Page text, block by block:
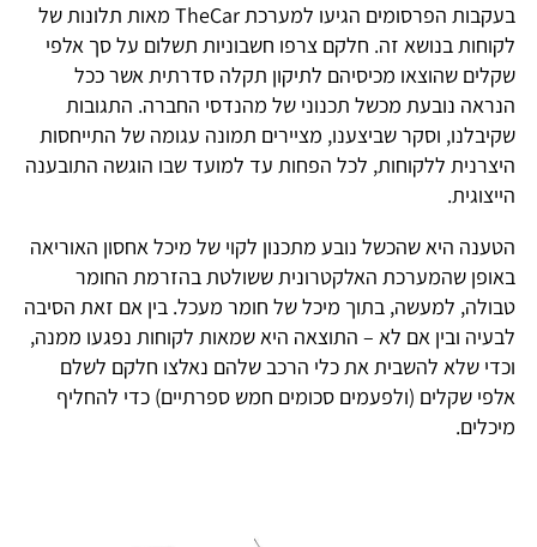
בעקבות הפרסומים הגיעו למערכת TheCar מאות תלונות של
לקוחות בנושא זה. חלקם צרפו חשבוניות תשלום על סך אלפי
שקלים שהוצאו מכיסיהם לתיקון תקלה סדרתית אשר ככל
הנראה נובעת מכשל תכנוני של מהנדסי החברה. התגובות
שקיבלנו, וסקר שביצענו, מציירים תמונה עגומה של התייחסות
היצרנית ללקוחות, לכל הפחות עד למועד שבו הוגשה התובענה
הייצוגית.
הטענה היא שהכשל נובע מתכנון לקוי של מיכל אחסון האוריאה
באופן שהמערכת האלקטרונית ששולטת בהזרמת החומר
טבולה, למעשה, בתוך מיכל של חומר מעכל. בין אם זאת הסיבה
לבעיה ובין אם לא – התוצאה היא שמאות לקוחות נפגעו ממנה,
וכדי שלא להשבית את כלי הרכב שלהם נאלצו חלקם לשלם
אלפי שקלים (ולפעמים סכומים חמש ספרתיים) כדי להחליף
מיכלים.